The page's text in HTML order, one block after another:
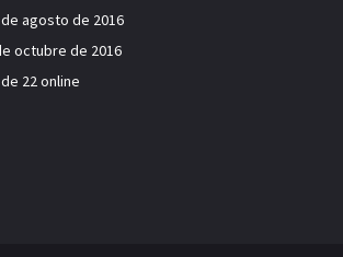
agosto de 2016
octubre de 2016
22 online